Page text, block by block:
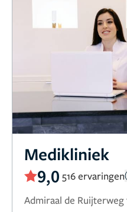
Medikliniek
9,0 516 ervaringen
Admiraal de Ruijterweg